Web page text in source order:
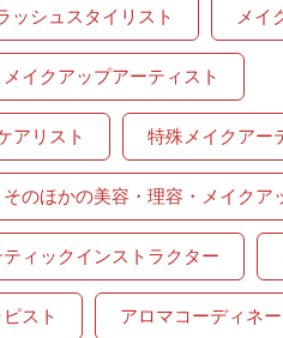
ッシュスタイリスト メイ
イクアップアーティスト
アリスト 特殊メイクアー
そのほかの美容・理容・メイクア
ティックインストラクター
スト アロマコーディネ